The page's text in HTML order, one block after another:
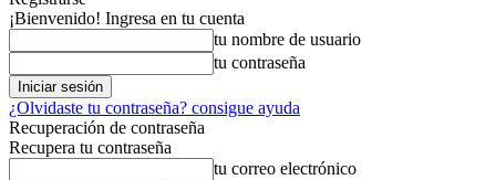
¡Bienvenido! Ingresa en tu cuenta
tu nombre de usuario
tu contraseña
¿Olvidaste tu contraseña? consigue ayuda
Recuperación de contraseña
Recupera tu contraseña
tu correo electrónico